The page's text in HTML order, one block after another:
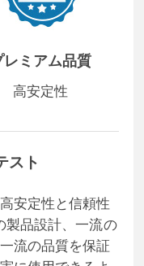
レミアム品質
高安定性
スト
安定性と信頼性
製品設計、一流の
流の品質を保証